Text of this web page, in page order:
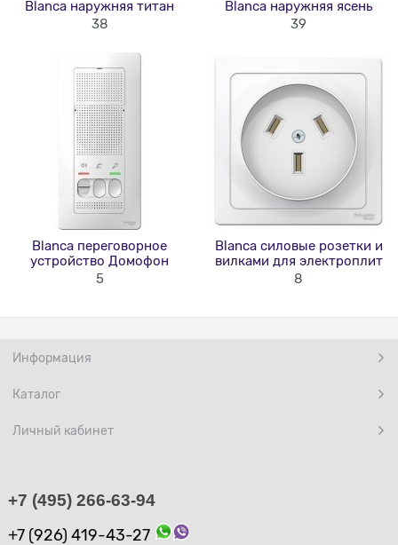
Blanca наружняя титан
38
Blanca наружняя ясень
39
Blanca переговорное
устройство Домофон
5
Blanca силовые розетки и
вилками для электроплит
8
Информация
Каталог
Личный кабинет
+7 (495) 266-63-94
+7 (926) 419-43-27